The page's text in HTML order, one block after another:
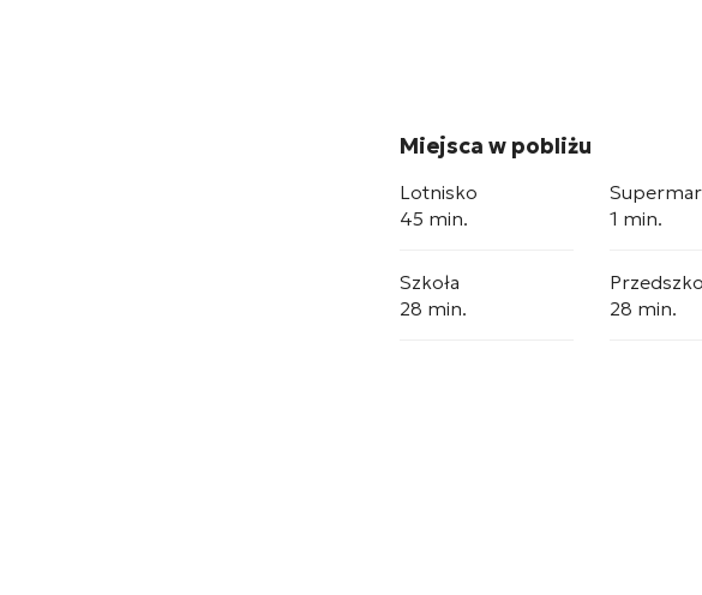
Miejsca w pobliżu
Lotnisko
45 min.
1 min.
Szkoła
28 min.
28 min.